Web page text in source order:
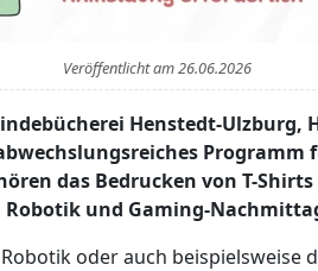
Veröffentlicht am26.06.2026
Henstedt-Ulzburg,
das Bedrucken von T-
Robotik und Gaming-
oder auch beispielsweise